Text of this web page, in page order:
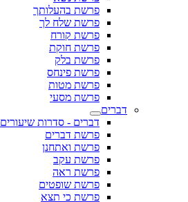
פרשת בהעלותך
פרשת שלח לך
פרשת קורח
פרשת חוקת
פרשת בלק
פרשת פינחס
פרשת מטות
פרשת מסעי
דברים
דברים - סדרות שיעורים
פרשת דברים
פרשת ואתחנן
פרשת עקב
פרשת ראה
פרשת שופטים
פרשת כי תצא